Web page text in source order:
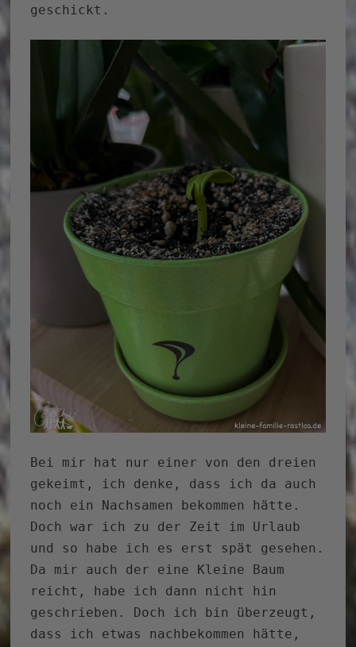
geschickt.
Bei mir hat nur einer von den dreien
gekeimt, ich denke, dass ich da auch
noch ein Nachsamen bekommen hätte.
Doch war ich zu der Zeit im Urlaub
und so habe ich es erst spät gesehen.
Da mir auch der eine Kleine Baum
reicht, habe ich dann nicht hin
geschrieben. Doch ich bin überzeugt,
dass ich etwas nachbekommen hätte,